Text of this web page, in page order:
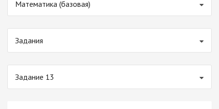
Математика (базовая)
Задания
Задание 13